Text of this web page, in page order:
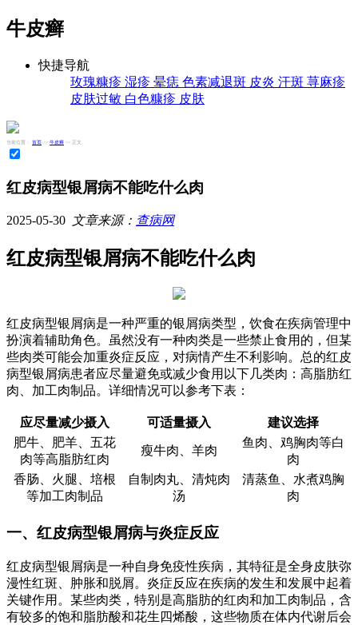
牛皮癣
快捷导航
玫瑰糠疹 湿疹 晕痣 色素减退斑 皮炎 汗斑 荨麻疹
皮肤过敏 白色糠疹 皮肤
当前位置： 首页 >> 牛皮癣 >> 正文
红皮病型银屑病不能吃什么肉
2025-05-30 文章来源： 查病网
红皮病型银屑病不能吃什么肉
红皮病型银屑病是一种严重的银屑病类型，饮食在疾病管理中
扮演着辅助角色。虽然没有一种肉类是一些禁止食用的，但某
些肉类可能会加重炎症反应，对病情产生不利影响。总的红皮
病型银屑病患者应尽量避免或减少食用以下几类肉：高脂肪红
肉、加工肉制品。详细情况可以参考下表：
应尽量减少摄入 可适量摄入
建议选择
肥牛、肥羊、五花
肉等高脂肪红肉
瘦牛肉、羊肉
鱼肉、鸡胸肉等白
肉
香肠、火腿、培根
等加工肉制品
自制肉丸、清炖肉
汤
清蒸鱼、水煮鸡胸
肉
一、红皮病型银屑病与炎症反应
红皮病型银屑病是一种自身免疫性疾病，其特征是全身皮肤弥
漫性红斑、肿胀和脱屑。炎症反应在疾病的发生和发展中起着
关键作用。某些肉类，特别是高脂肪的红肉和加工肉制品，含
有较多的饱和脂肪酸和花生四烯酸，这些物质在体内代谢后会